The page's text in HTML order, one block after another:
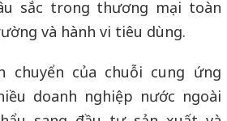
sắc trong thương mại toàn
và hành vi tiêu dùng.
chuyển của chuỗi cung ứng
doanh nghiệp nước ngoài